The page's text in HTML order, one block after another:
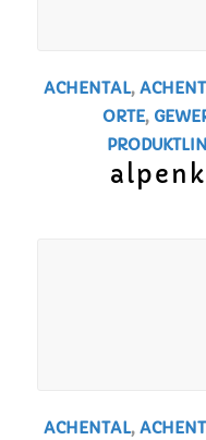
ACHENTAL,
ORTE,
ACHENTAL,